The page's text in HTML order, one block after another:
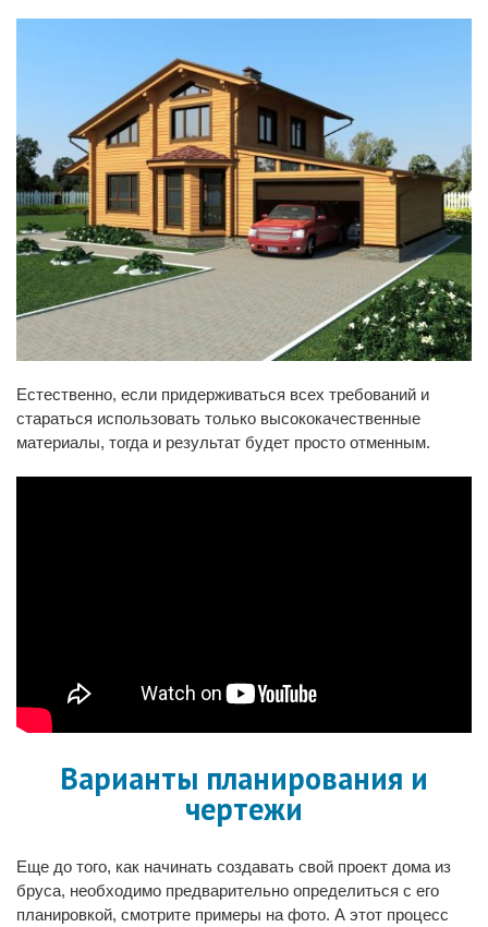
Естественно, если придерживаться всех требований и
стараться использовать только высококачественные
материалы, тогда и результат будет просто отменным.
Варианты планирования и
чертежи
Еще до того, как начинать создавать свой проект дома из
бруса, необходимо предварительно определиться с его
планировкой, смотрите примеры на фото. А этот процесс